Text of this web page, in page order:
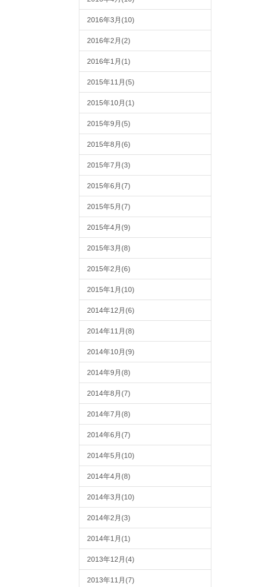
2016年3月(10)
2016年2月(2)
2016年1月(1)
2015年11月(5)
2015年10月(1)
2015年9月(5)
2015年8月(6)
2015年7月(3)
2015年6月(7)
2015年5月(7)
2015年4月(9)
2015年3月(8)
2015年2月(6)
2015年1月(10)
2014年12月(6)
2014年11月(8)
2014年10月(9)
2014年9月(8)
2014年8月(7)
2014年7月(8)
2014年6月(7)
2014年5月(10)
2014年4月(8)
2014年3月(10)
2014年2月(3)
2014年1月(1)
2013年12月(4)
2013年11月(7)